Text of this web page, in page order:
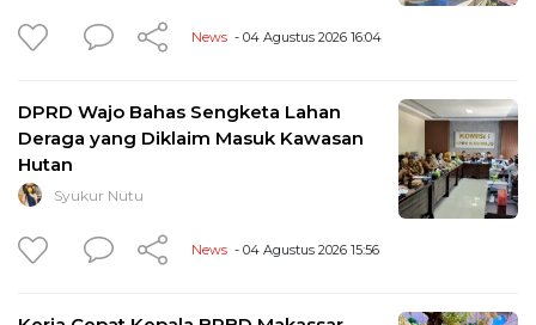
News - 04 Agustus 2026 16:04
DPRD Wajo Bahas Sengketa Lahan
Deraga yang Diklaim Masuk Kawasan
Hutan
Syukur Nutu
News - 04 Agustus 2026 15:56